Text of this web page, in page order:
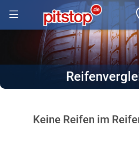
Keine Reifen im